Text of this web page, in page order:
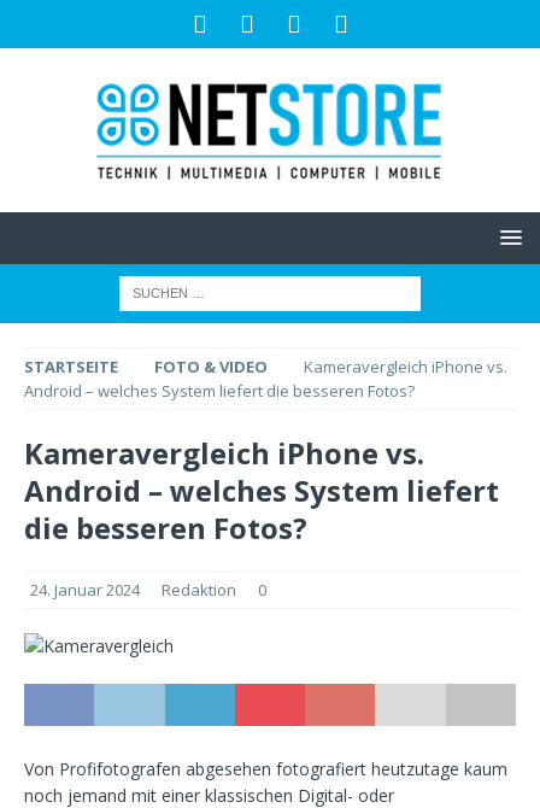
STARTSEITE FOTO & VIDEO
Kameravergleich iPhone vs.
Android – welches System liefert die besseren Fotos?
Kameravergleich iPhone vs.
Android – welches System liefert
die besseren Fotos?
24. Januar 2024 Redaktion 0
Von Profifotografen abgesehen fotografiert heutzutage kaum
noch jemand mit einer klassischen Digital- oder